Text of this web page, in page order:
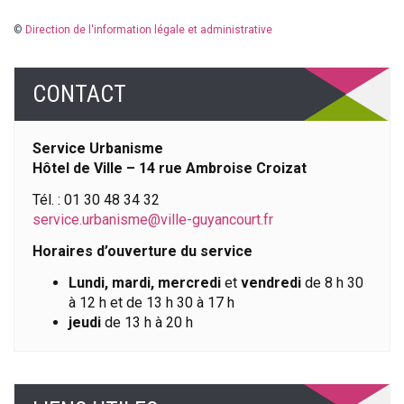
© Direction de l'information légale et administrative
CONTACT
Service Urbanisme
Hôtel de Ville – 14 rue Ambroise Croizat
Tél. : 01 30 48 34 32
service.urbanisme@ville-guyancourt.fr
Horaires d’ouverture du service
Lundi, mardi, mercredi et vendredi de 8 h 30
à 12 h et de 13 h 30 à 17 h
jeudi de 13 h à 20 h